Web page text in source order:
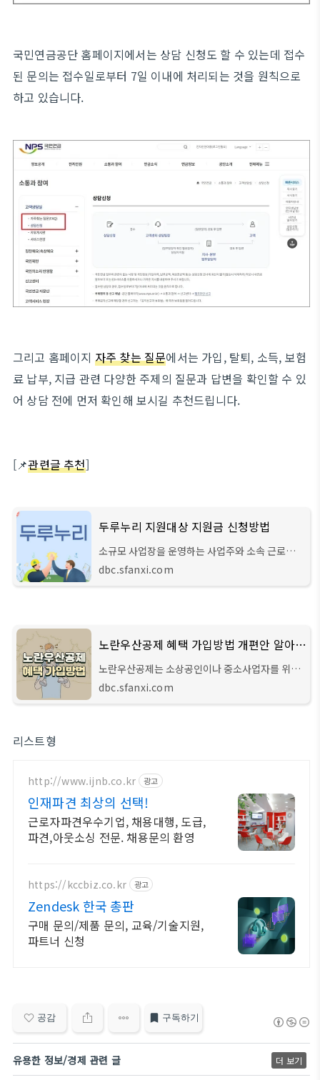
국민연금공단 홈페이지에서는 상담 신청도 할 수 있는데 접수
된 문의는 접수일로부터 7일 이내에 처리되는 것을 원칙으로
하고 있습니다.
그리고 홈페이지 자주 찾는 질문에서는 가입, 탈퇴, 소득, 보험
료 납부, 지급 관련 다양한 주제의 질문과 답변을 확인할 수 있
어 상담 전에 먼저 확인해 보시길 추천드립니다.
[📌관련글 추천]
두루누리 지원대상 지원금 신청방법
소규모 사업장을 운영하는 사업주와 소속 근로자
의 경우 고용보험과 국민연금 납부에 부담을 느끼
dbc.sfanxi.com
노란우산공제 혜택 가입방법 개편안 알아보기
노란우산공제는 소상공인이나 중소사업자를 위해
중소기업중앙회에서 운영하고 있는데 폐업이나 노
dbc.sfanxi.com
리스트형
http://www.ijnb.co.kr 광고
인재파견 최상의 선택!
근로자파견우수기업, 채용대행, 도급,
파견,아웃소싱 전문. 채용문의 환영
https://kccbiz.co.kr 광고
Zendesk 한국 총판
구매 문의/제품 문의, 교육/기술지원,
파트너 신청
공감 구독하기
유용한 정보/경제 관련 글 더 보기